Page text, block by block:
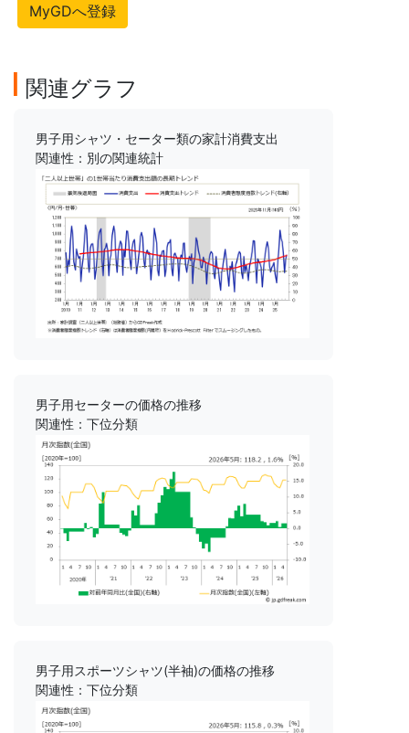
MyGDへ登録
関連グラフ
男子用シャツ・セーター類の家計消費支出
関連性：別の関連統計
男子用セーターの価格の推移
関連性：下位分類
男子用スポーツシャツ(半袖)の価格の推移
関連性：下位分類